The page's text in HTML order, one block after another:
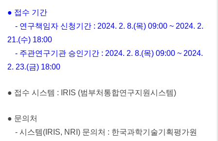
● 접수 기간
- 연구책임자 신청기간 : 2024. 2. 8.(목) 09:00 ~ 2024. 2.
21.(수) 18:00
- 주관연구기관 승인기간 : 2024. 2. 8.(목) 09:00 ~ 2024.
2. 23.(금) 18:00
● 접수 시스템 : IRIS (범부처통합연구지원시스템)
● 문의처
- 시스템(IRIS, NRI) 문의처 : 한국과학기술기획평가원